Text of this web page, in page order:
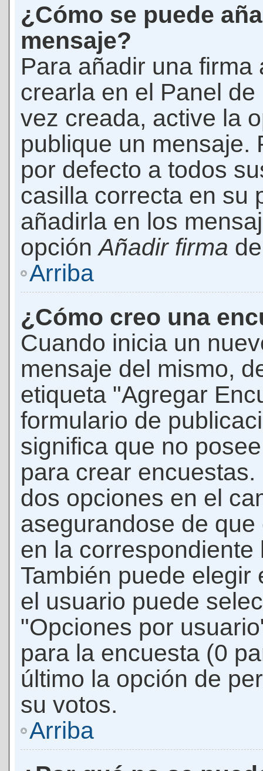
¿Cómo se puede
mensaje?
Para añadir una
crearla en el Panel
vez creada, active la
publique un mensaje.
por defecto a todos
casilla correcta en su
añadirla en los
opciónAñadir firma
Arriba
¿Cómo creo una
Cuando inicia un
mensaje del mismo,
etiqueta "Agregar
formulario de
significa que no
para crear
dos opciones en el
asegurandose de
en la
También puede
el usuario puede
"Opciones por
para la encuesta (0
último la opción de
su votos.
Arriba